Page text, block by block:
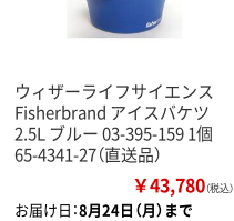
ウィザーライフサイエンス
Fisherbrand アイスバケツ
2.5L ブルー 03-395-159 1個
65-4341-27（直送品）
￥43,780（税込）
お届け日：8月24日（月）まで